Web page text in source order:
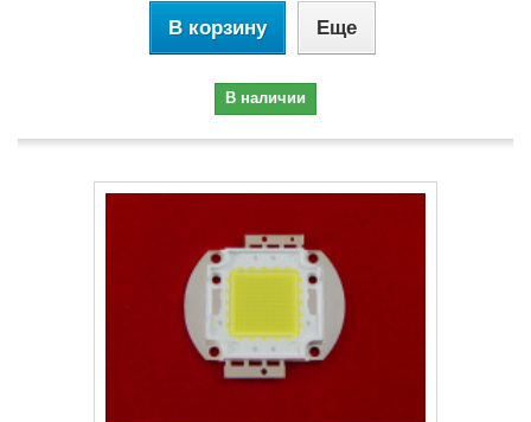
В корзину Еще
В наличии